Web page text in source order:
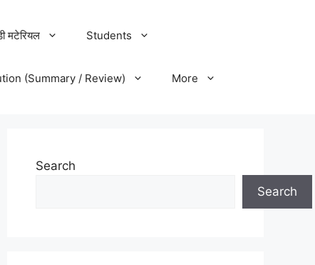
मटेरियल Students
(Summary / Review) More
Search
Search